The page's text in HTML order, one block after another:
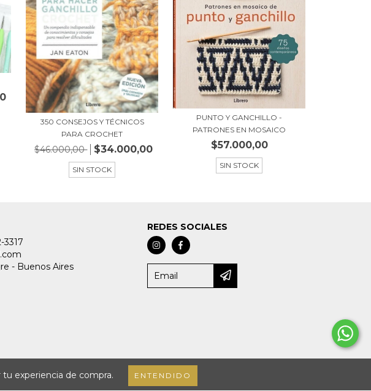
tu experiencia de compra. ENTENDIDO
350 CONSEJOS Y TÉCNICOS
PARA CROCHET
$46.000,00 $34.000,00
SIN STOCK
PUNTO Y GANCHILLO -
PATRONES EN MOSAICO
$57.000,00
SIN STOCK
3317
- Buenos Aires
REDES SOCIALES